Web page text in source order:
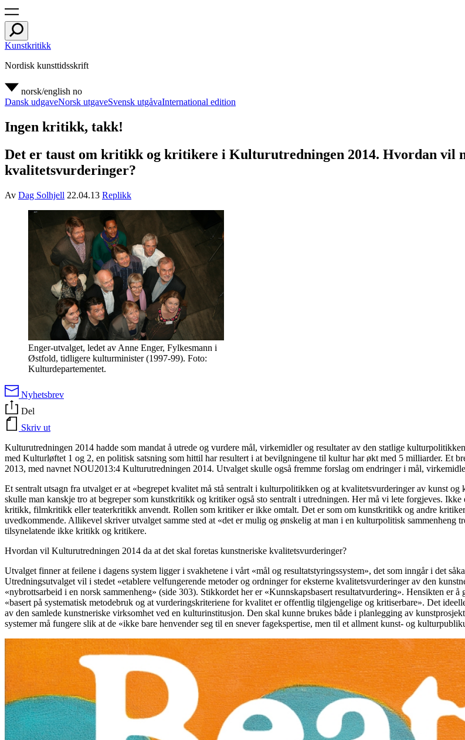
Kunstkritikk
Nordisk kunsttidsskrift
norsk/english no
Dansk udgaveNorsk utgaveSvensk utgåvaInternational edition
Ingen kritikk, takk!
Det er taust om kritikk og kritikere i Kulturutredningen 2014. Hvordan vil
kvalitetsvurderinger?
Av Dag Solhjell 22.04.13 Replikk
Enger-utvalget, ledet av Anne Enger, Fylkesmann i
Østfold, tidligere kulturminister (1997-99). Foto:
Kulturdepartementet.
Nyhetsbrev
Del
Skriv ut
Kulturutredningen 2014 hadde som mandat å utrede og vurdere mål, virkemidler og resultater av den statlige
med Kulturløftet 1 og 2, en politisk satsning som hittil har resultert i at bevilgningene til kultur har økt med 5 milliarder. Et
2013, med navnet NOU2013:4 Kulturutredningen 2014. Utvalget skulle også fremme forslag om endringer i mål,
Et sentralt utsagn fra utvalget er at «begrepet kvalitet må stå sentralt i kulturpolitikken og at kvalitetsvurderinger av kunst
skulle man kanskje tro at begreper som kunstkritikk og kritiker også sto sentralt i utredningen. Her må vi lete forgjeves.
kritikk, filmkritikk eller teaterkritikk anvendt. Rollen som kritiker er ikke omtalt. Det er som om kunstkritikk og andre
uvedkommende. Allikevel skriver utvalget samme sted at «det er mulig og ønskelig at man i en kulturpolitisk
tilsynelatende ikke kritikk og kritikere.
Hvordan vil Kulturutredningen 2014 da at det skal foretas kunstneriske kvalitetsvurderinger?
Utvalget finner at feilene i dagens system ligger i svakhetene i vårt «mål og resultatstyringssystem», det som inngår i det
Utredningsutvalget vil i stedet «etablere velfungerende metoder og ordninger for eksterne kvalitetsvurderinger av den
«nybrottsarbeid i en norsk sammenheng» (side 303). Stikkordet her er «Kunnskapsbasert resultatvurdering». Hensikten er
«basert på systematisk metodebruk og at vurderingskriteriene for kvalitet er offentlig tilgjengelige og kritiserbare». Det
av den samlede kunstneriske virksomhet ved en kulturinstitusjon. Den skal kunne brukes både i planlegging av
systemer må fungere slik at de «ikke bare henvender seg til en snever fagekspertise, men til et allment kunst- og